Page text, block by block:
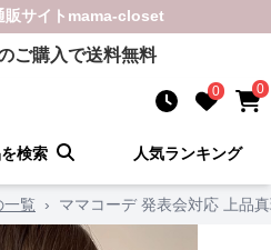
販サイト mama-closet
ご購入で送料無料
0 0
検索 人気ランキング
一覧 › ママコーデ 発表会対応 上品